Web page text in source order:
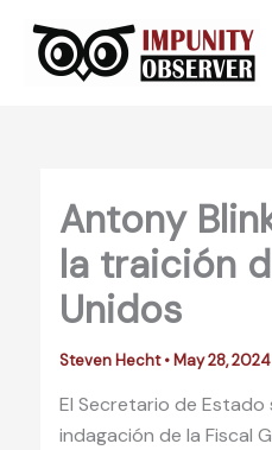
content
Antony
la traición
Unidos
Steven Hecht• May 28, 2024
El Secretario de Estado
indagación de la Fiscal